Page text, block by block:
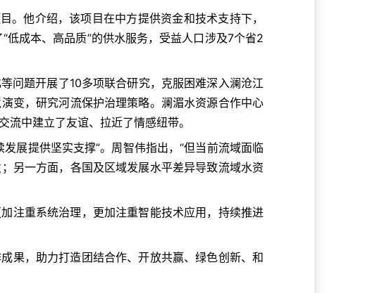
。他介绍，该项目在中方提供资金和技术支持下，
成本、高品质”的供水服务，受益人口涉及7个省2
问题开展了10多项联合研究，克服困难深入澜沧江
变，研究河流保护治理策略。澜湄水资源合作中心
中建立了友谊、拉近了情感纽带。
展提供坚实支撑”。周智伟指出，“但当前流域面临
另一方面，各国及区域发展水平差异导致流域水资
注重系统治理，更加注重智能技术应用，持续推进
果，助力打造团结合作、开放共赢、绿色创新、和